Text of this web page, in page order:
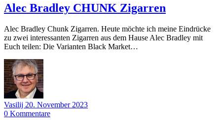
Alec Bradley CHUNK Zigarren
Alec Bradley Chunk Zigarren. Heute möchte ich meine Eindrücke
zu zwei interessanten Zigarren aus dem Hause Alec Bradley mit
Euch teilen: Die Varianten Black Market…
Vasilij 20. November 2023
0 Kommentare